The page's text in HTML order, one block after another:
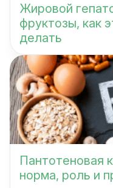
Жировой
фруктозы, как
делать
Пантотеновая
норма, роль и